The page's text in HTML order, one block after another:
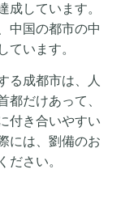
成しています。
中国の都市の中
ています。
る成都市は、人
都だけあって、
付き合いやすい
には、劉備のお
ださい。